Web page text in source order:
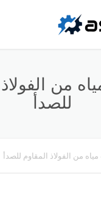
من
للصدأ
من الفولاذ المقاوم للصدأ